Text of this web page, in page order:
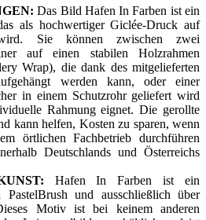
Das Bild Hafen In Farben ist ein
als hochwertiger Giclée-Druck auf
Sie können zwischen zwei
auf einen stabilen Holzrahmen
Wrap), die dank des mitgelieferten
werden kann, oder einer
in einem Schutzrohr geliefert wird
Rahmung eignet. Die gerollte
kann helfen, Kosten zu sparen, wenn
örtlichen Fachbetrieb durchführen
Deutschlands und Österreichs
Hafen In Farben ist ein
und ausschließlich über
Motiv ist bei keinem anderen